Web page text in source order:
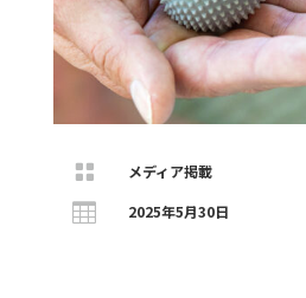
 メディア掲載
 2025年5月30日